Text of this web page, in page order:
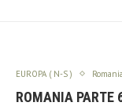
EUROPA ( N-S ) Romania
ROMANIA PARTE